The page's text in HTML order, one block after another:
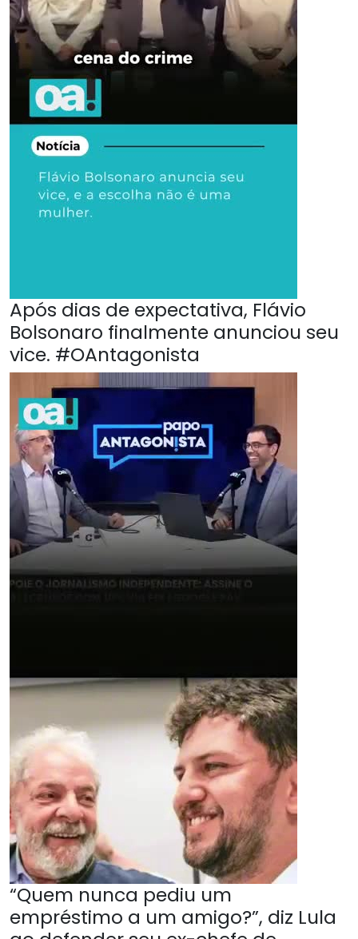
Após dias de expectativa, Flávio
Bolsonaro finalmente anunciou seu
vice. #OAntagonista
“Quem nunca pediu um
empréstimo a um amigo?”, diz Lula